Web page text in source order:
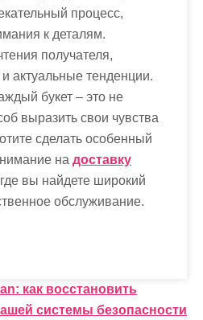
процесс,
к деталям.
получателя,
актуальные тенденции.
букет – это не
выразить свои чувства
сделать особенный
на доставку
вы найдете широкий
обслуживание.
как восстановить
системы безопасности